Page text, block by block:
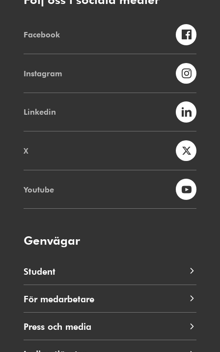
Facebook
Instagram
Linkedin
X
Youtube
Genvägar
Student
För medarbetare
Press och media